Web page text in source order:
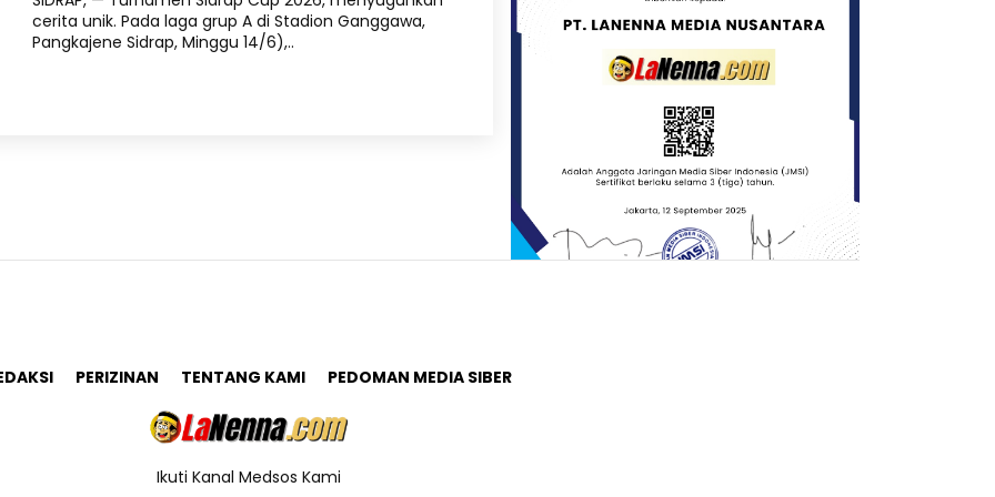
cerita unik. Pada laga grup A di Stadion Ganggawa,
Pangkajene Sidrap, Minggu 14/6),..
PERIZINAN TENTANG KAMI PEDOMAN MEDIA SIBER
Ikuti Kanal Medsos Kami